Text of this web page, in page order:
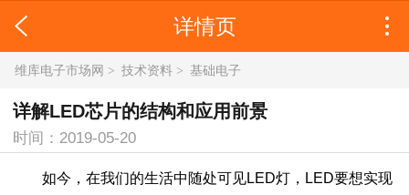
详情页
维库电子市场网 > 技术资料 > 基础电子
详解LED芯片的结构和应用前景
时间：2019-05-20
如今，在我们的生活中随处可见LED灯，LED要想实现